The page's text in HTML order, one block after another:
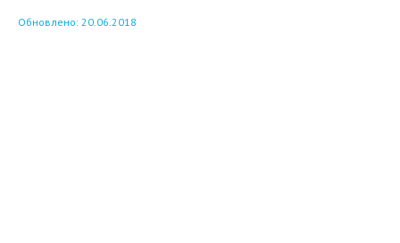
Обновлено: 20.06.2018